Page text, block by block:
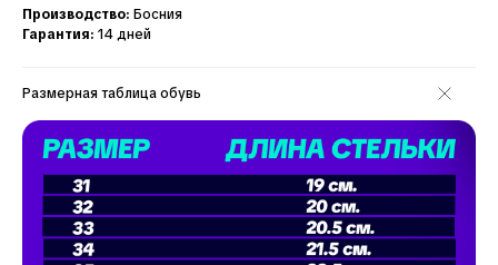
Производство: Босния
Гарантия: 14 дней
Размерная таблица обувь